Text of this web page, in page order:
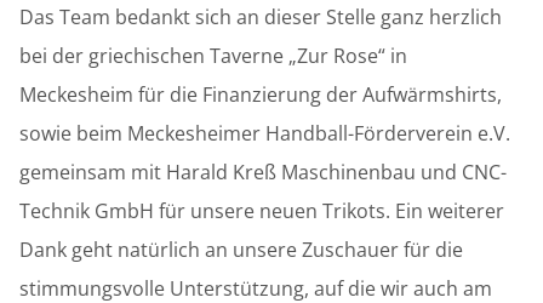
Das Team bedankt sich an dieser Stelle ganz herzlich
bei der griechischen Taverne „Zur Rose“ in
Meckesheim für die Finanzierung der Aufwärmshirts,
sowie beim Meckesheimer Handball-Förderverein e.V.
gemeinsam mit Harald Kreß Maschinenbau und CNC-
Technik GmbH für unsere neuen Trikots. Ein weiterer
Dank geht natürlich an unsere Zuschauer für die
stimmungsvolle Unterstützung, auf die wir auch am